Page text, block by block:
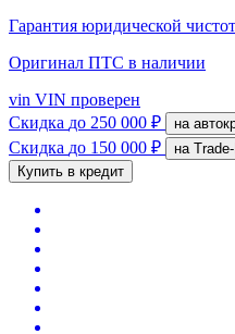
Гарантия юридической
Оригинал ПТС в наличии
vin VIN проверен
Скидка до 250 000 ₽ на
Скидка до 150 000 ₽
на
Купить в кредит